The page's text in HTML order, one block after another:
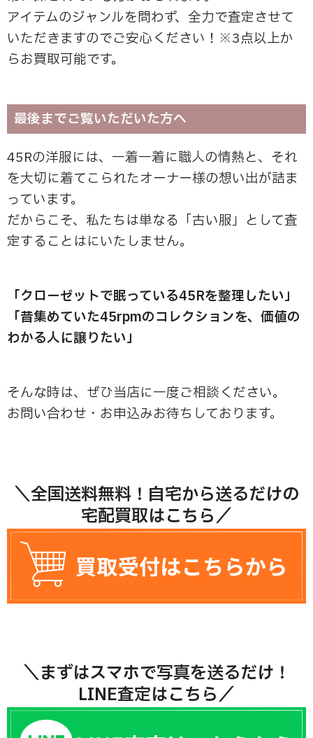
アイテムのジャンルを問わず、全力で査定させて
いただきますのでご安心ください！※3点以上か
らお買取可能です。
最後までご覧いただいた方へ
45Rの洋服には、一着一着に職人の情熱と、それ
を大切に着てこられたオーナー様の想い出が詰ま
っています。
だからこそ、私たちは単なる「古い服」として査
定することはにいたしません。
「クローゼットで眠っている45Rを整理したい」
「昔集めていた45rpmのコレクションを、価値の
わかる人に譲りたい」
そんな時は、ぜひ当店に一度ご相談ください。
お問い合わせ・お申込みお待ちしております。
＼全国送料無料！自宅から送るだけの
宅配買取はこちら／
＼まずはスマホで写真を送るだけ！
LINE査定はこちら／